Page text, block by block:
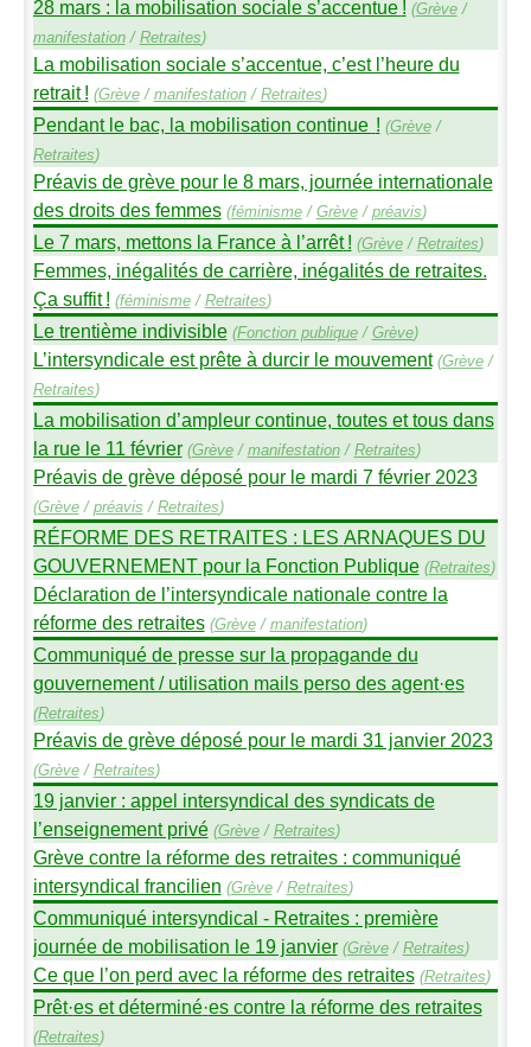
28 mars : la mobilisation sociale s’accentue ! (Grève/
manifestation/ Retraites)
La mobilisation sociale s’accentue, c’est l’heure du
retrait ! (Grève/ manifestation/ Retraites)
Pendant le bac, la mobilisation continue ! (Grève/
Retraites)
Préavis de grève pour le 8 mars, journée internationale
des droits des femmes (féminisme/ Grève/ préavis)
Le 7 mars, mettons la France à l’arrêt ! (Grève/ Retraites)
Femmes, inégalités de carrière, inégalités de retraites.
Ça suffit ! (féminisme/ Retraites)
Le trentième indivisible (Fonction publique/ Grève)
L’intersyndicale est prête à durcir le mouvement (Grève/
Retraites)
La mobilisation d’ampleur continue, toutes et tous dans
la rue le 11 février (Grève/ manifestation/ Retraites)
Préavis de grève déposé pour le mardi 7 février 2023
(Grève/ préavis / Retraites)
RÉFORME DES RETRAITES : LES ARNAQUES DU
GOUVERNEMENTpour la Fonction Publique (Retraites)
Déclaration de l’intersyndicale nationale contre la
réforme des retraites (Grève/ manifestation)
Communiqué de presse sur la propagande du
gouvernement / utilisation mails perso des agent·es
(Retraites)
Préavis de grève déposé pour le mardi 31 janvier 2023
(Grève/ Retraites)
19 janvier : appel intersyndical des syndicats de
l’enseignement privé (Grève/ Retraites)
Grève contre la réforme des retraites : communiqué
intersyndical francilien (Grève/ Retraites)
Communiqué intersyndical - Retraites : première
journée de mobilisation le 19 janvier (Grève/ Retraites)
Ce que l’on perd avec la réforme des retraites (Retraites)
Prêt·es et déterminé·es contre la réforme des retraites
(Retraites)